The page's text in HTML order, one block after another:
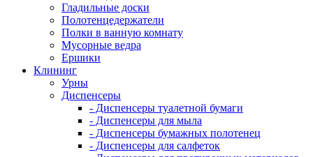
Гладильные доски
Полотенцедержатели
Полки в ванную комнату
Мусорные ведра
Ершики
Клининг
Урны
Диспенсеры
- Диспенсеры туалетной бумаги
- Диспенсеры для мыла
- Диспенсеры бумажных полотенец
- Диспенсеры для салфеток